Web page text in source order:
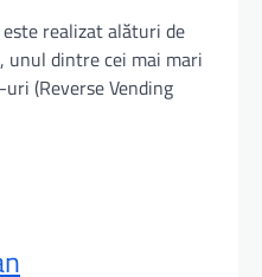
realizat alături de
unul dintre cei mai mari
(Reverse Vending